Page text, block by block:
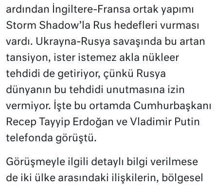
ardından İngiltere-Fransa ortak yapımı
Storm Shadow’la Rus hedefleri vurması
vardı. Ukrayna-Rusya savaşında bu artan
tansiyon, ister istemez akla nükleer
tehdidi de getiriyor, çünkü Rusya
dünyanın bu tehdidi unutmasına izin
vermiyor. İşte bu ortamda Cumhurbaşkanı
Recep Tayyip Erdoğan ve Vladimir Putin
telefonda görüştü.
Görüşmeyle ilgili detaylı bilgi verilmese
de iki ülke arasındaki ilişkilerin, bölgesel